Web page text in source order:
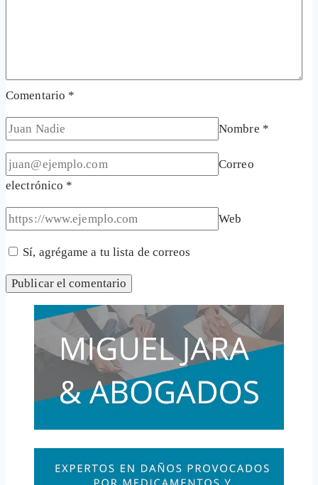
Comentario *
Nombre *
Correo
electrónico *
Web
Sí, agrégame a tu lista de correos